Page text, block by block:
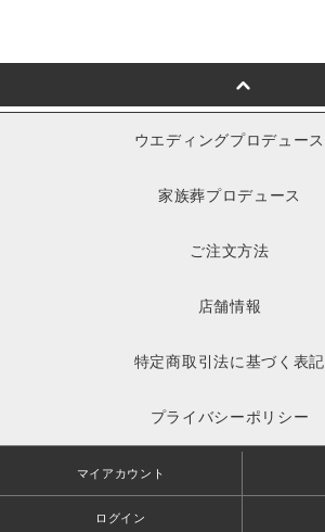
ウエディングプロデュース
家族葬プロデュース
ご注文方法
店舗情報
特定商取引法に基づく表記
プライバシーポリシー
マイアカウント
ログイン